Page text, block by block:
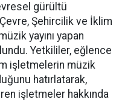
gürültü
Şehircilik ve İklim
yayını yapan
Yetkililer, eğlence
işletmelerin müzik
hatırlatarak,
işletmeler hakkında